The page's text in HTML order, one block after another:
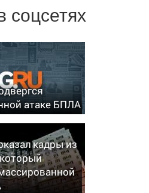
соцсетях
атаке БПЛА
кадры из